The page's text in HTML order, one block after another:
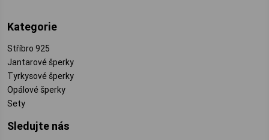
Kategorie
Stříbro 925
Jantarové šperky
Tyrkysové šperky
Opálové šperky
Sety
Sledujte nás